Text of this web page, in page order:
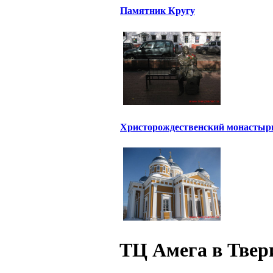
Памятник Кругу
Христорождественский
ТЦ Амега в